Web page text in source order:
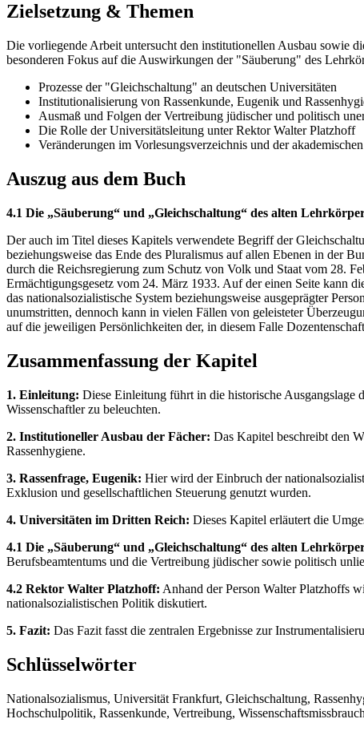
Zielsetzung & Themen
Die vorliegende Arbeit untersucht den institutionellen Ausbau sowie
besonderen Fokus auf die Auswirkungen der "Säuberung" des
Prozesse der "Gleichschaltung" an deutschen Universitäten
Institutionalisierung von Rassenkunde, Eugenik und
Ausmaß und Folgen der Vertreibung jüdischer und politisch
Die Rolle der Universitätsleitung unter Rektor Walter Platzhoff
Veränderungen im Vorlesungsverzeichnis und der
Auszug aus dem Buch
4.1 Die „Säuberung“ und „Gleichschaltung“ des alten
Der auch im Titel dieses Kapitels verwendete Begriff der
beziehungsweise das Ende des Pluralismus auf allen Ebenen in der
durch die Reichsregierung zum Schutz von Volk und Staat vom 28.
Ermächtigungsgesetz vom 24. März 1933. Auf der einen Seite kann
das nationalsozialistische System beziehungsweise ausgeprägter
unumstritten, dennoch kann in vielen Fällen von geleisteter
auf die jeweiligen Persönlichkeiten der, in diesem Falle
Zusammenfassung der Kapitel
1. Einleitung: Diese Einleitung führt in die historische Ausgangslage
Wissenschaftler zu beleuchten.
2. Institutioneller Ausbau der Fächer: Das Kapitel beschreibt den
Rassenhygiene.
3. Rassenfrage, Eugenik: Hier wird der Einbruch der
Exklusion und gesellschaftlichen Steuerung genutzt wurden.
4. Universitäten im Dritten Reich: Dieses Kapitel erläutert die
4.1 Die „Säuberung“ und „Gleichschaltung“ des alten
Berufsbeamtentums und die Vertreibung jüdischer sowie politisch
4.2 Rektor Walter Platzhoff: Anhand der Person Walter Platzhoffs
nationalsozialistischen Politik diskutiert.
5. Fazit: Das Fazit fasst die zentralen Ergebnisse zur
Schlüsselwörter
Nationalsozialismus, Universität Frankfurt, Gleichschaltung,
Hochschulpolitik, Rassenkunde, Vertreibung, Wissenschaftsmissbrauch